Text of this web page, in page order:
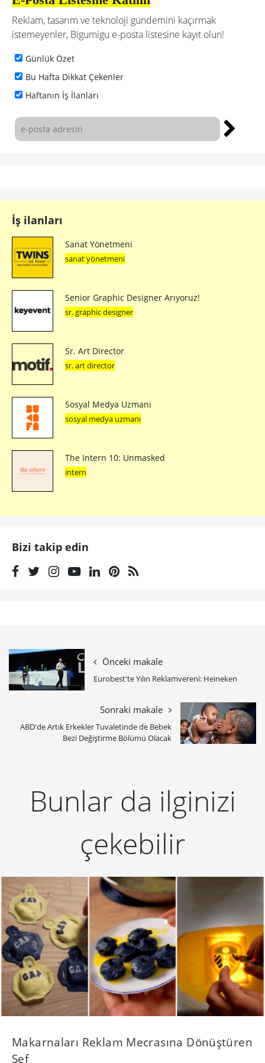
Reklam, tasarım ve teknoloji gündemini kaçırmak
istemeyenler, Bigumigu e-posta listesine kayıt olun!
Günlük Özet
Bu Hafta Dikkat Çekenler
Haftanın İş İlanları
İş ilanları
Sanat Yönetmeni
sanat yönetmeni
Senior Graphic Designer Arıyoruz!
sr. graphic designer
Sr. Art Director
sr. art director
Sosyal Medya Uzmanı
sosyal medya uzmanı
The Intern 10: Unmasked
intern
Bizi takip edin
Önceki makale
Eurobest'te Yılın Reklamvereni: Heineken
Sonraki makale
ABD'de Artık Erkekler Tuvaletinde de Bebek
Bezi Değiştirme Bölümü Olacak
Bunlar da ilginizi
çekebilir
Makarnaları Reklam Mecrasına Dönüştüren
Şef